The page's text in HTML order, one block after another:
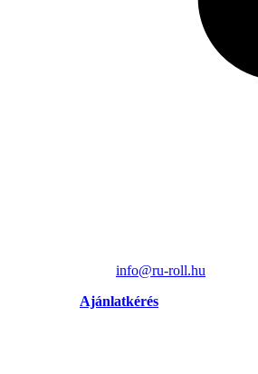
info@ru-roll.hu
Ajánlatkérés